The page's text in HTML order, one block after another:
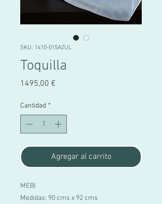
SKU: 1410-015AZUL
Toquilla
1495,00 €
Cantidad *
Agregar al carrito
MEBI
Medidas: 90 cms x 92 cms